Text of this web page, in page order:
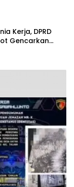
Kerja, DPRD
Gencarkan